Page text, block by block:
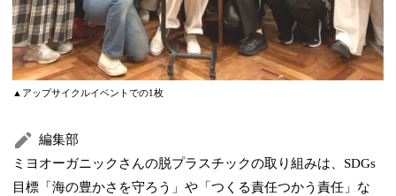
▲アップサイクルイベントでの1枚
編集部
ミヨオーガニックさんの脱プラスチックの取り組みは、SDGs
目標「海の豊かさを守ろう」や「つくる責任つかう責任」な